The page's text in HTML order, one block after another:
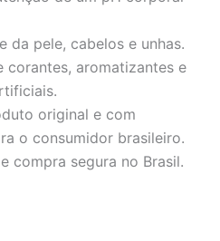
da pele, cabelos e unhas.
corantes, aromatizantes e
original e com
o consumidor brasileiro.
compra segura no Brasil.